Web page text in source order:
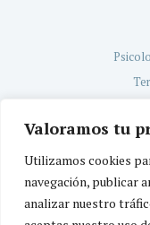
Valoramos tu
Utilizamos cookies
navegación, publicar
analizar nuestro